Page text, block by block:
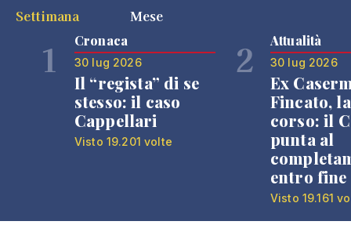
Settimana
Mese
1 Cronaca
30 lug 2026
Il “regista” di se
stesso: il caso
Cappellari
Visto 19.201 volte
2 Attualità
30 lug 2026
Ex
Fincato,
corso: il
punta al
entro fine
Visto 19.161